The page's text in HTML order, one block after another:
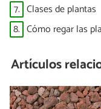
7. Clases de plantas
8. Cómo regar las
Artículos